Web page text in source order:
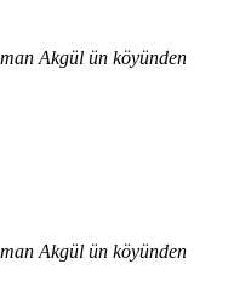
Akgül ün köyünden
Akgül ün köyünden